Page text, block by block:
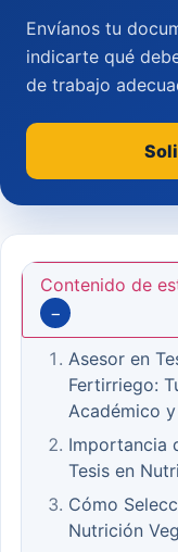
Contenido de
−
Asesor en
Fertirriego:
Académico
Importancia
Tesis en
Cómo
Nutrición
Envíanos tu
indicarte qué
de trabajo